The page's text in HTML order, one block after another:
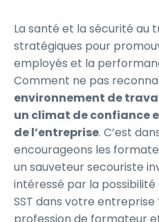
La santé et la sécurité au
stratégiques pour
employés et la
Comment ne pas
environnement de
un climat de confiance
de l’entreprise. C’est
encourageons les
un sauveteur secouriste
intéressé par la
SST dans votre entreprise